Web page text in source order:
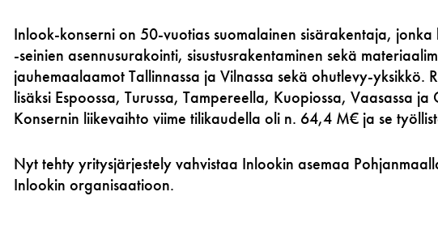
Inlook-konserni on 50-vuotias suomalainen sisärakentaja,
-seinien asennusurakointi, sisustusrakentaminen sekä
jauhemaalaamot Tallinnassa ja Vilnassa sekä ohutlevy-yksikkö.
lisäksi Espoossa, Turussa, Tampereella, Kuopiossa, Vaasassa
Konsernin liikevaihto viime tilikaudella oli n. 64,4 M€ ja se
Nyt tehty yritysjärjestely vahvistaa Inlookin asemaa
Inlookin organisaatioon.